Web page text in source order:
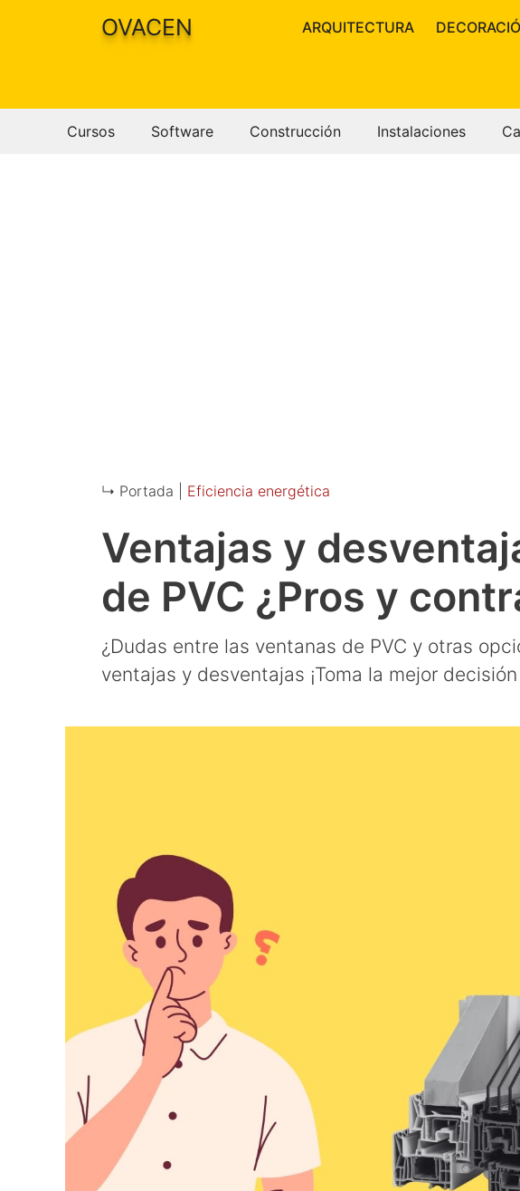
OVACEN ARQUITECTURA
Cursos Software Construcción Instalaciones
↳ Portada | Eficiencia energética
Ventajas y
de PVC ¿Pros y
¿Dudas entre las ventanas de PVC y otras
ventajas y desventajas ¡Toma la mejor